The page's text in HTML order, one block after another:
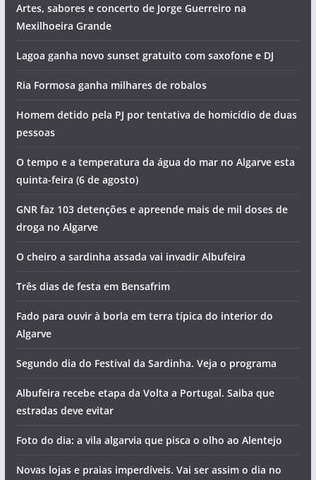
Artes, sabores e concerto de Jorge Guerreiro na
Mexilhoeira Grande
Lagoa ganha novo sunset gratuito com saxofone e DJ
Ria Formosa ganha milhares de robalos
Homem detido pela PJ por tentativa de homicídio de duas
pessoas
O tempo e a temperatura da água do mar no Algarve esta
quinta-feira (6 de agosto)
GNR faz 103 detenções e apreende mais de mil doses de
droga no Algarve
O cheiro a sardinha assada vai invadir Albufeira
Três dias de festa em Bensafrim
Fado para ouvir à borla em terra típica do interior do
Algarve
Segundo dia do Festival da Sardinha. Veja o programa
Albufeira recebe etapa da Volta a Portugal. Saiba que
estradas deve evitar
Foto do dia: a vila algarvia que pisca o olho ao Alentejo
Novas lojas e praias imperdíveis. Vai ser assim o dia no